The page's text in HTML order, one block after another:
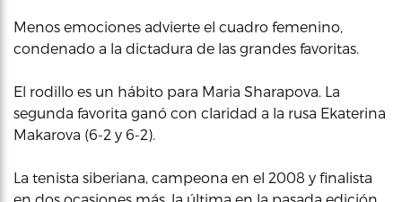
Menos emociones advierte el cuadro femenino,
condenado a la dictadura de las grandes favoritas.
El rodillo es un hábito para Maria Sharapova. La
segunda favorita ganó con claridad a la rusa Ekaterina
Makarova (6-2 y 6-2).
La tenista siberiana, campeona en el 2008 y finalista
en dos ocasiones más, la última en la pasada edición,